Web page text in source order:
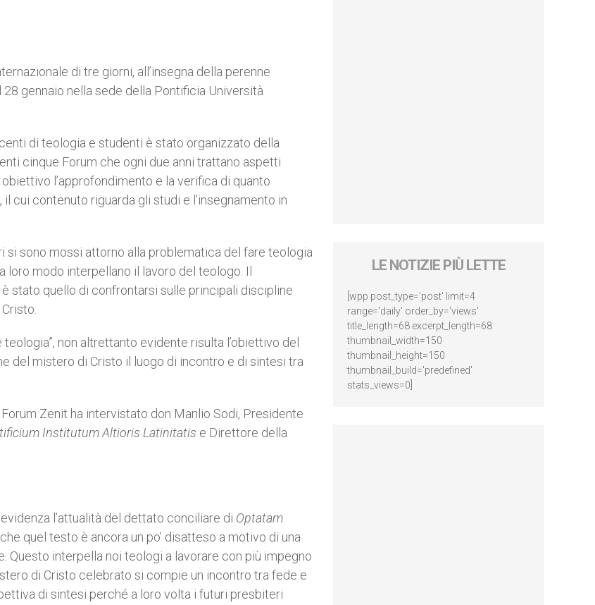
di tre giorni, all’insegna della perenne
gennaio nella sede della Pontificia Università
di teologia e studenti è stato organizzato della
cinque Forum che ogni due anni trattano aspetti
l’approfondimento e la verifica di quanto
contenuto riguarda gli studi e l’insegnamento in
si sono mossi attorno alla problematica del fare teologia
modo interpellano il lavoro del teologo. Il
stato quello di confrontarsi sulle principali discipline
non altrettanto evidente risulta l’obiettivo del
del mistero di Cristo il luogo di incontro e di sintesi tra
Zenit ha intervistato don Manlio Sodi, Presidente
Institutum Altioris Latinitatis e Direttore della
l’attualità del dettato conciliare di Optatam
quel testo è ancora un po’ disatteso a motivo di una
interpella noi teologi a lavorare con più impegno
di Cristo celebrato si compie un incontro tra fede e
di sintesi perché a loro volta i futuri presbiteri
LE NOTIZIE PIÙ LETTE
[wpp post_type='post' limit=4
range='daily' order_by='views'
title_length=68 excerpt_length=68
thumbnail_width=150
thumbnail_height=150
thumbnail_build='predefined'
stats_views=0]